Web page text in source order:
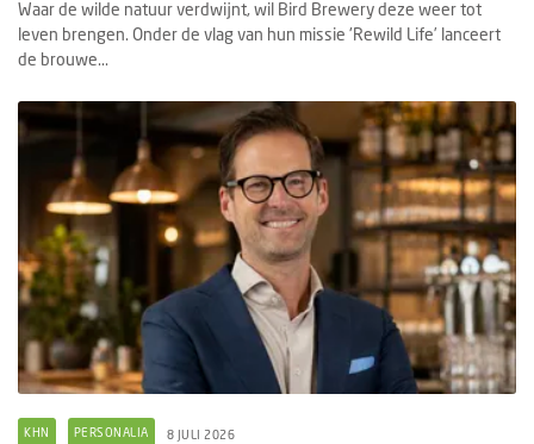
Waar de wilde natuur verdwijnt, wil Bird Brewery deze weer tot
leven brengen. Onder de vlag van hun missie 'Rewild Life’ lanceert
de brouwe...
KHN PERSONALIA 8 JULI 2026